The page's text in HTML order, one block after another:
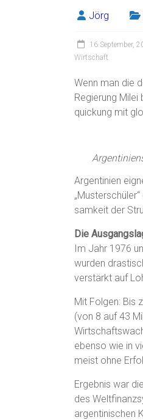
Jörg
16 September,
Wirtschaft
Wenn man die
Regierung Milei
quickung mit
Argentinien
samkeit der
Die
Im Jahr 1976
wurden
verstärkt auf
Mit Folgen: Bis
(von 8 auf 43
ebenso wie in
meist ohne
Ergebnis war
des
argentinischen